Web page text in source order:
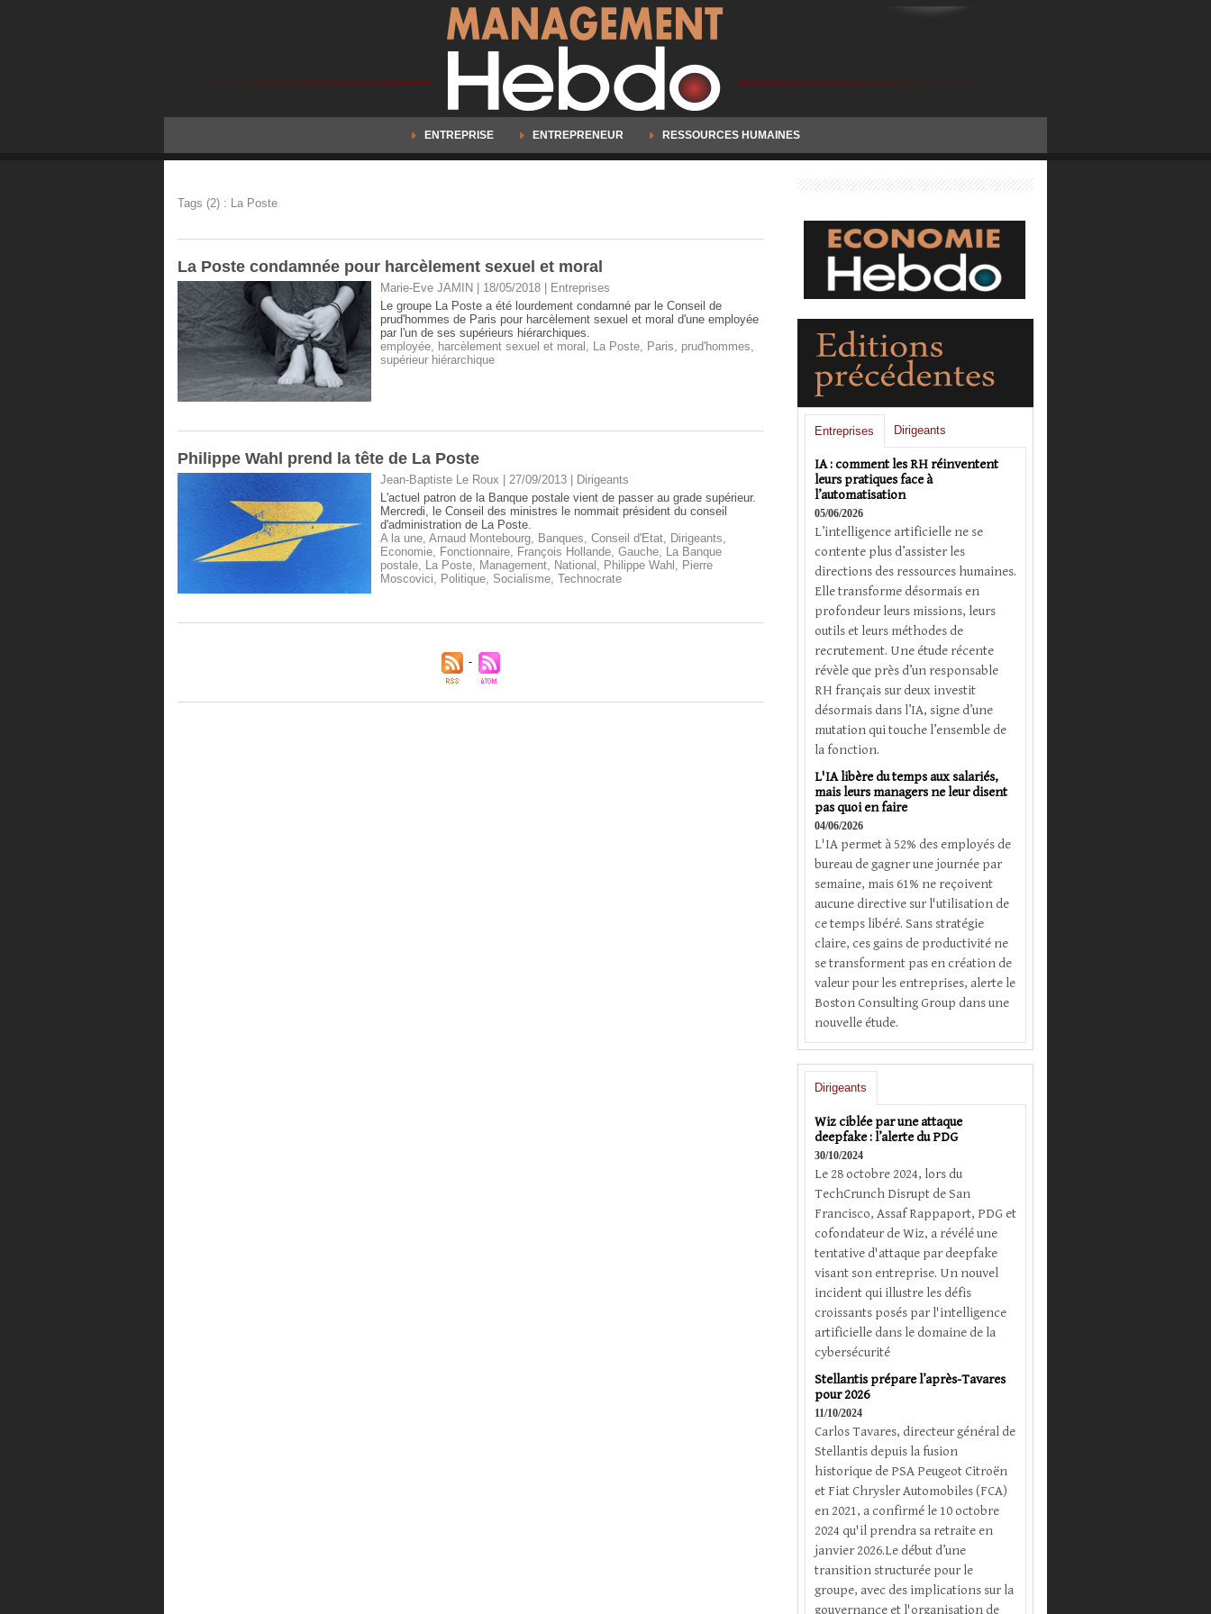
ENTREPRISE ENTREPRENEUR RESSOURCES HUMAINES
Tags (2) : La Poste
La Poste condamnée pour harcèlement sexuel et moral
Marie-Eve JAMIN | 18/05/2018
Entreprises
Le groupe La Poste a été lourdement condamné par le Conseil de
prud'hommes de Paris pour harcèlement sexuel et moral d'une employée
par l'un de ses supérieurs hiérarchiques.
employée, harcèlement sexuel et moral , La Poste, Paris, prud'hommes,
supérieur hiérarchique
Philippe Wahl prend la tête de La Poste
Jean-Baptiste Le Roux | 27/09/2013
Dirigeants
L'actuel patron de la Banque postale vient de passer au grade supérieur.
Mercredi, le Conseil des ministres le nommait président du conseil
d'administration de La Poste.
A la une, Arnaud Montebourg, Banques, Conseil d'Etat, Dirigeants,
Economie, Fonctionnaire, François Hollande, Gauche, La Banque
postale, La Poste, Management, National , Philippe Wahl , Pierre
Moscovici, Politique, Socialisme, Technocrate
Entreprises Dirigeants
IA : comment les RH réinventent
leurs pratiques face à
l’automatisation
05/06/2026
L’intelligence artificielle ne se
contente plus d’assister les
directions des ressources humaines.
Elle transforme désormais en
profondeur leurs missions, leurs
outils et leurs méthodes de
recrutement. Une étude récente
révèle que près d’un responsable
RH français sur deux investit
désormais dans l’IA, signe d’une
mutation qui touche l’ensemble de
la fonction.
L'IA libère du temps aux salariés,
mais leurs managers ne leur disent
pas quoi en faire
04/06/2026
L'IA permet à 52% des employés de
bureau de gagner une journée par
semaine, mais 61% ne reçoivent
aucune directive sur l'utilisation de
ce temps libéré. Sans stratégie
claire, ces gains de productivité ne
se transforment pas en création de
valeur pour les entreprises, alerte le
Boston Consulting Group dans une
nouvelle étude.
Dirigeants
Wiz ciblée par une attaque
deepfake : l’alerte du PDG
30/10/2024
Le 28 octobre 2024, lors du
TechCrunch Disrupt de San
Francisco, Assaf Rappaport, PDG et
cofondateur de Wiz, a révélé une
tentative d'attaque par deepfake
visant son entreprise. Un nouvel
incident qui illustre les défis
croissants posés par l'intelligence
artificielle dans le domaine de la
cybersécurité
Stellantis prépare l’après-Tavares
pour 2026
11/10/2024
Carlos Tavares, directeur général de
Stellantis depuis la fusion
historique de PSA Peugeot Citroën
et Fiat Chrysler Automobiles (FCA)
en 2021, a confirmé le 10 octobre
2024 qu'il prendra sa retraite en
janvier 2026.Le début d’une
transition structurée pour le
groupe, avec des implications sur la
gouvernance et l'organisation de